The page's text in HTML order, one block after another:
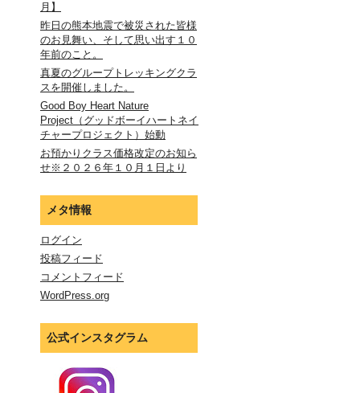
月】
昨日の熊本地震で被災された皆様
のお見舞い、そして思い出す１０
年前のこと。
真夏のグループトレッキングクラ
スを開催しました。
Good Boy Heart Nature
Project（グッドボーイハートネイ
チャープロジェクト）始動
お預かりクラス価格改定のお知ら
せ※２０２６年１０月１日より
メタ情報
ログイン
投稿フィード
コメントフィード
WordPress.org
公式インスタグラム